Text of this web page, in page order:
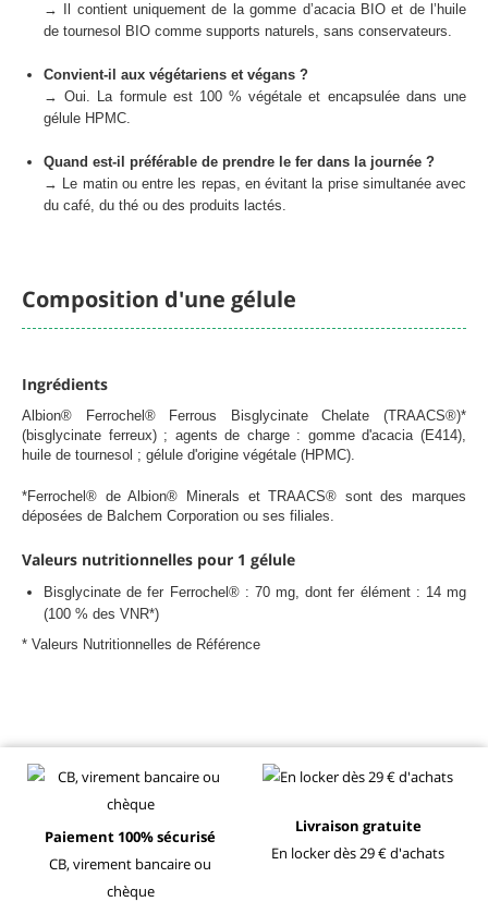
→ Il contient uniquement de la gomme d’acacia BIO et de l’huile
de tournesol BIO comme supports naturels, sans conservateurs.
Convient-il aux végétariens et végans ?
→ Oui. La formule est 100 % végétale et encapsulée dans une
gélule HPMC.
Quand est-il préférable de prendre le fer dans la journée ?
→ Le matin ou entre les repas, en évitant la prise simultanée avec
du café, du thé ou des produits lactés.
Composition d'une gélule
Ingrédients
Albion® Ferrochel® Ferrous Bisglycinate Chelate (TRAACS®)*
(bisglycinate ferreux) ; agents de charge : gomme d'acacia (E414),
huile de tournesol ; gélule d'origine végétale (HPMC).
*Ferrochel® de Albion® Minerals et TRAACS® sont des marques
déposées de Balchem Corporation ou ses filiales.
Valeurs nutritionnelles pour 1 gélule
Bisglycinate de fer Ferrochel® : 70 mg,dont fer élément : 14 mg
(100 % des VNR*)
* Valeurs Nutritionnelles de Référence
Paiement 100% sécurisé
CB, virement bancaire ou
chèque
Livraison gratuite
En locker dès 29 € d'achats